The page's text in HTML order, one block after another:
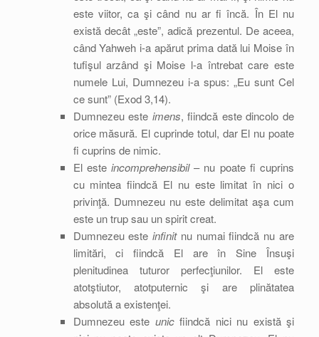
este viitor, ca şi când nu ar fi încă. În El nu
există decât „este”, adică prezentul. De aceea,
când Yahweh i-a apărut prima dată lui Moise în
tufişul arzând şi Moise l-a întrebat care este
numele Lui, Dumnezeu i-a spus: „Eu sunt Cel
ce sunt” (Exod 3,14).
Dumnezeu este imens, fiindcă este dincolo de
orice măsură. El cuprinde totul, dar El nu poate
fi cuprins de nimic.
El este incomprehensibil– nu poate fi cuprins
cu mintea fiindcă El nu este limitat în nici o
privinţă. Dumnezeu nu este delimitat aşa cum
este un trup sau un spirit creat.
Dumnezeu esteinfinitnu numai fiindcă nu are
limitări, ci fiindcă El are în Sine Însuşi
plenitudinea tuturor perfecţiunilor. El este
atotştiutor, atotputernic şi are plinătatea
absolută a existenţei.
Dumnezeu este unic fiindcă nici nu există şi